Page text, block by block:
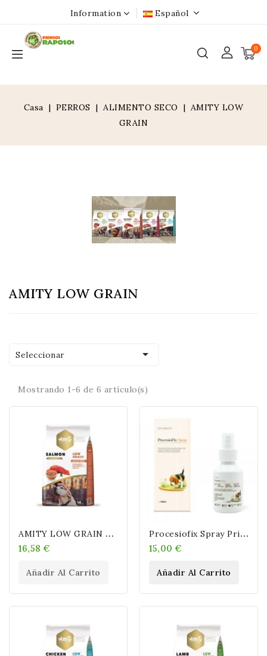
Information Español
0
Casa PERROS ALIMENTO SECO
AMITY LOW
GRAIN
AMITY LOW GRAIN
Seleccionar 
Mostrando 1-6 de 6 artículo(s)
A
MITY LOW GRAIN ADULT SALMON
16,58 €
Añadir Al Carrito
P
Rocesiofix Spray Primeros Auxilios Contra Procesionaria En Perros
15,00 €
Añadir Al Carrito